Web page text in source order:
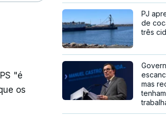
"é
os
PJ
de
três
mas